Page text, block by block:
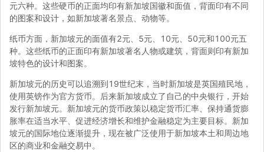
元六种。这些硬币的正面均印有新加坡国徽和面值，背面印有不同
的图案和设计，如新加坡著名景点、动物等。
纸币方面，新加坡元的面值有2元、5元、10元、50元和100元五
种。这些纸币的正面印有新加坡著名人物或建筑，背面则印有新加
坡特色的设计和图案。
新加坡元的历史可以追溯到19世纪末，当时新加坡是英国殖民地，
使用英镑作为官方货币。后来新加坡成立了自己的中央银行，开始
发行新加坡元。新加坡元的货币政策以稳定货币汇率、保持通货膨
胀率在适当水平、促进经济增长和维护金融稳定为主要目标。新加
坡元的国际地位逐渐提升，现在被广泛使用于新加坡本土和周边地
区的商业和金融交易中。